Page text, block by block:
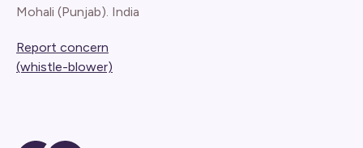
Mohali (Punjab). India
Report concern
(whistle-blower)